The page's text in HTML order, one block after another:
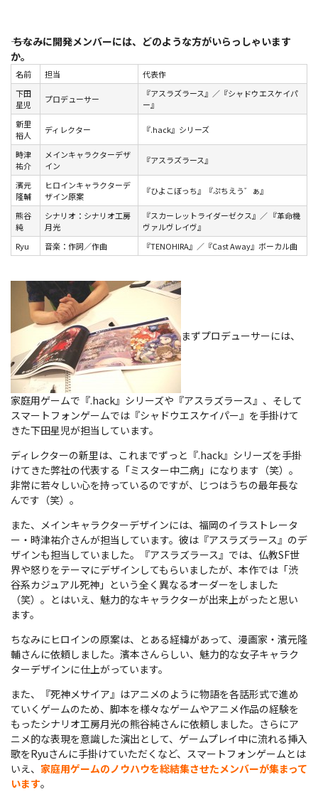
――ちなみに開発メンバーには、どのような方がいらっしゃいます
か。
名前 担当
代表作
下田
星児
プロデューサー
『アスラズラース』／『シャドウエスケイパ
ー』
新里
裕人
ディレクター 『.hack』シリーズ
時津
祐介
メインキャラクターデザ
イン
『アスラズラース』
濱元
隆輔
ヒロインキャラクターデ
ザイン原案
『ひよこぼっち』『ぷちえう゛ぁ』
熊谷
純
シナリオ：シナリオ工房
月光
『スカーレットライダーゼクス』／ 『革命機
ヴァルヴレイヴ』
Ryu
音楽：作詞／作曲 『TENOHIRA』／『Cast Away』ボーカル曲
まずプロデューサーには、
家庭用ゲームで『.hack』シリーズや『アスラズラース』、そして
スマートフォンゲームでは『シャドウエスケイパー』を手掛けて
きた下田星児が担当しています。
ディレクターの新里は、これまでずっと『.hack』シリーズを手掛
けてきた弊社の代表する「ミスター中二病」になります（笑）。
非常に若々しい心を持っているのですが、じつはうちの最年長な
んです（笑）。
また、メインキャラクターデザインには、福岡のイラストレータ
ー・時津祐介さんが担当しています。彼は『アスラズラース』のデ
ザインも担当していました。『アスラズラース』では、仏教SF世
界や怒りをテーマにデザインしてもらいましたが、本作では「渋
谷系カジュアル死神」という全く異なるオーダーをしました
（笑）。とはいえ、魅力的なキャラクターが出来上がったと思い
ます。
ちなみにヒロインの原案は、とある経緯があって、漫画家・濱元隆
輔さんに依頼しました。濱本さんらしい、魅力的な女子キャラク
ターデザインに仕上がっています。
また、『死神メサイア』はアニメのように物語を各話形式で進め
ていくゲームのため、脚本を様々なゲームやアニメ作品の経験を
もったシナリオ工房月光の熊谷純さんに依頼しました。さらにア
ニメ的な表現を意識した演出として、ゲームプレイ中に流れる挿入
歌をRyuさんに手掛けていただくなど、スマートフォンゲームとは
いえ、 家庭用ゲームのノウハウを総結集させたメンバーが集まって
います。